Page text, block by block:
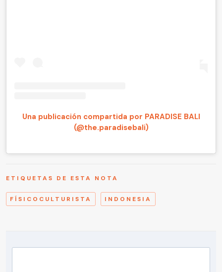
Una publicación compartida por PARADISE BALI
(@the.paradisebali)
ETIQUETAS DE ESTA NOTA
FÍSICOCULTURISTA INDONESIA